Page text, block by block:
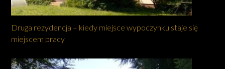
Druga rezydencja – kiedy miejsce wypoczynku staje się
miejscem pracy